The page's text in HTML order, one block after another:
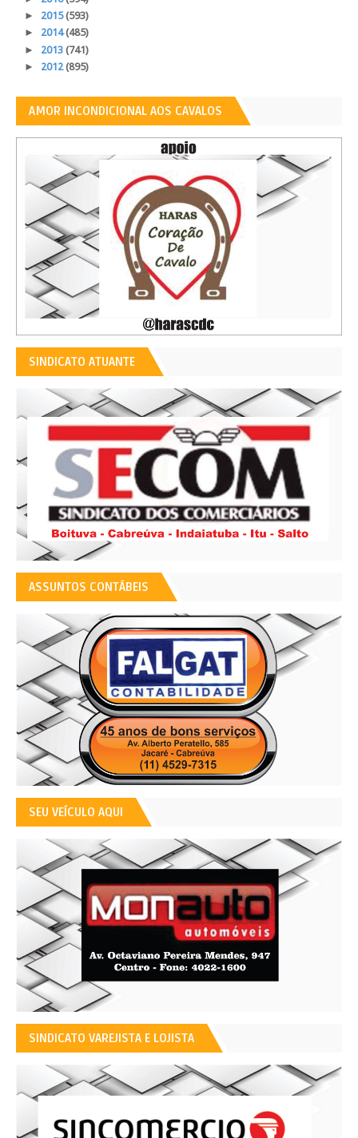
► 2015(593)
► 2014(485)
► 2013 (741)
► 2012(895)
AMOR INCONDICIONAL AOS CAVALOS
SINDICATO ATUANTE
ASSUNTOS CONTÁBEIS
SEU VEÍCULO AQUI
SINDICATO VAREJISTA E LOJISTA